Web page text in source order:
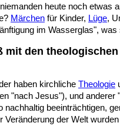
heute noch etwas
Märchen für Kinder, Lüge,
im Wasserglas",
mit den
haben kirchliche Theologie
"nach Jesus"), und anderer
nachhaltig beeinträchtigen,
Veränderung der Welt